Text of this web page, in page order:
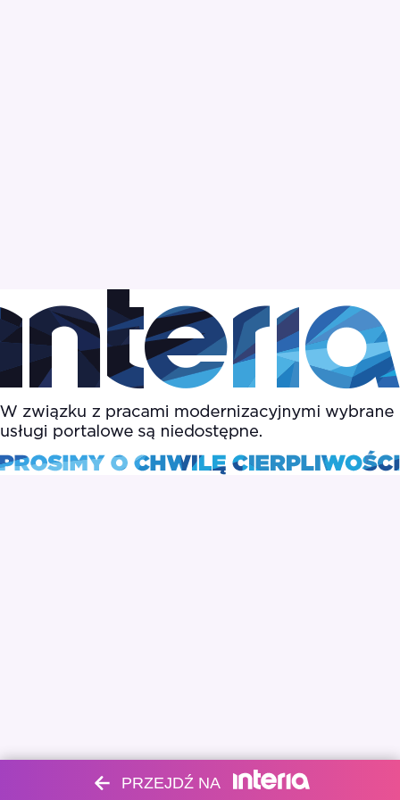
PRZEJDŹ NA